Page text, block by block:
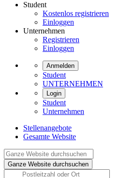
Student
Kostenlos registrieren
Einloggen
Unternehmen
Registrieren
Einloggen
Anmelden
Student
UNTERNEHMEN
Login
Student
Unternehmen
Stellenangebote
Gesamte Website